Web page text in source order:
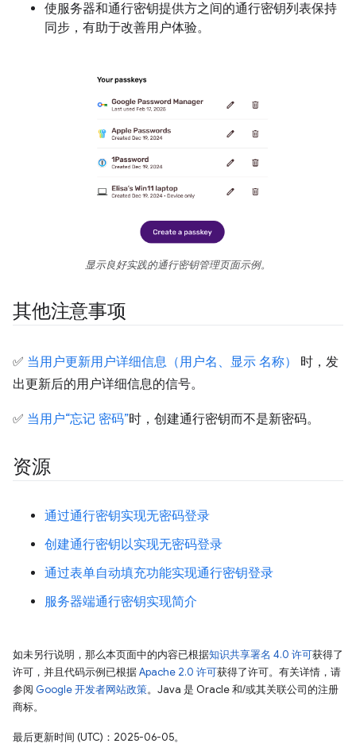
使服务器和通行密钥提供方之间的通行密钥列表保持
同步，有助于改善用户体验。
显示良好实践的通行密钥管理页面示例。
其他注意事项
✅ 当用户更新用户详细信息（用户名、显示 名称）
时，发
出更新后的用户详细信息的信号。
✅ 当用户“忘记 密码”时，创建通行密钥而不是新密码。
资源
通过通行密钥实现无密码登录
创建通行密钥以实现无密码登录
通过表单自动填充功能实现通行密钥登录
服务器端通行密钥实现简介
如未另行说明，那么本页面中的内容已根据知识共享署名 4.0 许可获得了
许可，并且代码示例已根据Apache 2.0 许可获得了许可。有关详情，请
参阅 Google 开发者网站政策。Java 是 Oracle 和/或其关联公司的注册
商标。
最后更新时间 (UTC)：2025-06-05。